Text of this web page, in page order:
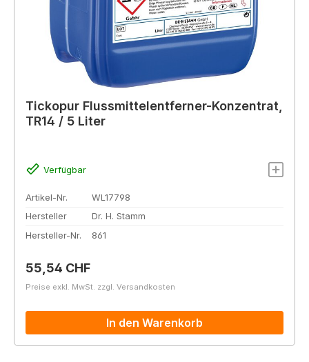
Tickopur Flussmittelentferner-Konzentrat,
TR14 / 5 Liter
Verfügbar
Artikel-Nr.
WL17798
Hersteller
Dr. H. Stamm
Hersteller-Nr.
861
Regulärer Preis:
55,54 CHF
Preise exkl. MwSt. zzgl. Versandkosten
In den Warenkorb